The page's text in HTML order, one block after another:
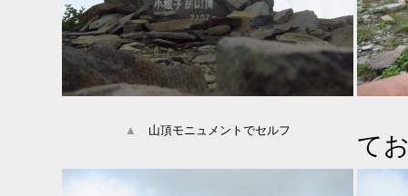
▲ 山頂モニュメントでセルフ
て